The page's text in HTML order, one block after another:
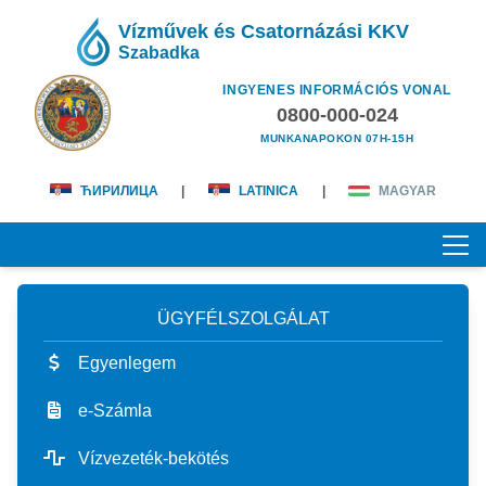
Vízművek és Csatornázási KKV
Szabadka
INGYENES INFORMÁCIÓS VONAL
0800-000-024
MUNKANAPOKON 07H-15H
ЋИРИЛИЦА LATINICA MAGYAR
KEZDŐOLDAL
RÓLUNK
magunkról
ÜGYFÉLSZOLGÁLAT
ÜGYFÉLSZOLGÁLAT
Egyenlegem
e-Számla
Vízvezeték-bekötés